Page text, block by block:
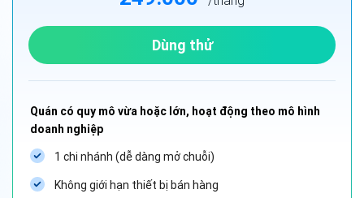
Dùng thử
Quán có quy mô vừa hoặc lớn, hoạt động theo mô hình
doanh nghiệp
1 chi nhánh (dễ dàng mở chuỗi)
Không giới hạn thiết bị bán hàng